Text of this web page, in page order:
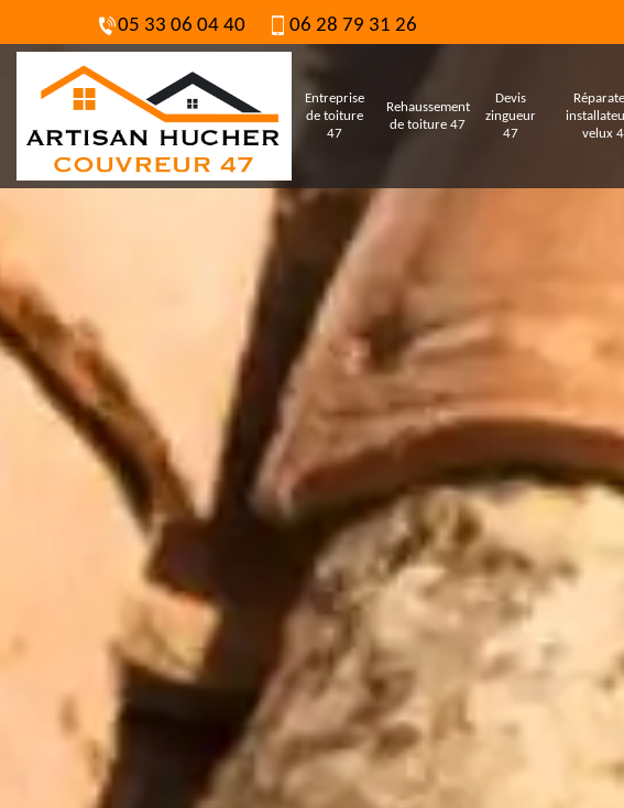
05 33 06 04 40 06 28 79 31 26
Entreprise
de toiture
47
Rehaussement
de toiture 47
Devis
zingueur
47
velux